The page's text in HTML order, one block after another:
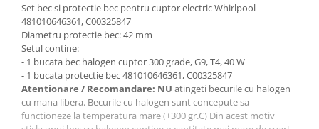
Set bec si protectie bec pentru cuptor electric Whirlpool
481010646361, C00325847
Diametru protectie bec: 42 mm
Setul contine:
- 1 bucata bec halogen cuptor 300 grade, G9, T4, 40 W
- 1 bucata protectie bec 481010646361, C00325847
Atentionare / Recomandare: NU atingeti becurile cu halogen
cu mana libera. Becurile cu halogen sunt concepute sa
functioneze la temperatura mare (+300 gr.C) Din acest motiv